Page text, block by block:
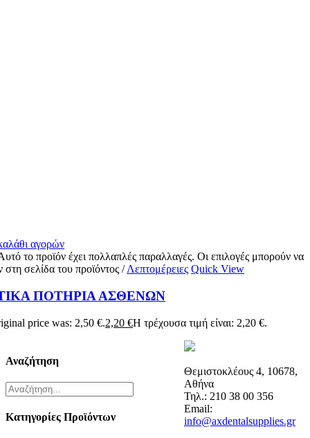
αγορών
το προϊόν έχει πολλαπλές παραλλαγές. Οι επιλογές μπορούν να
στη σελίδα του προϊόντος / Λεπτομέρειες Quick View
ΠΟΤΗΡΙΑ ΑΣΘΕΝΩΝ
price was: 2,50 €.2,20 €Η τρέχουσα τιμή είναι: 2,20 €.
Αναζήτηση
Κατηγορίες Προϊόντων
Θεμιστοκλέους 4, 10678,
Αθήνα
Τηλ.: 210 38 00 356
Email:
info@axdentalsupplies.gr